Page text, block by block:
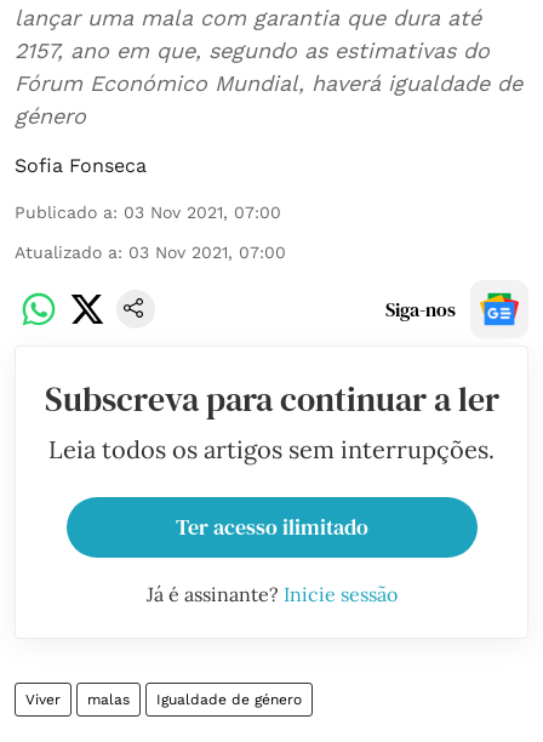
lançar uma mala com garantia que dura até
2157, ano em que, segundo as estimativas do
Fórum Económico Mundial, haverá igualdade de
género
Sofia Fonseca
Publicado a: 03 Nov 2021, 07:00
Atualizado a: 03 Nov 2021, 07:00
Siga-nos
Subscreva para continuar a ler
Leia todos os artigos sem interrupções.
Ter acesso ilimitado
Já é assinante? Inicie sessão
Viver malas Igualdade de género